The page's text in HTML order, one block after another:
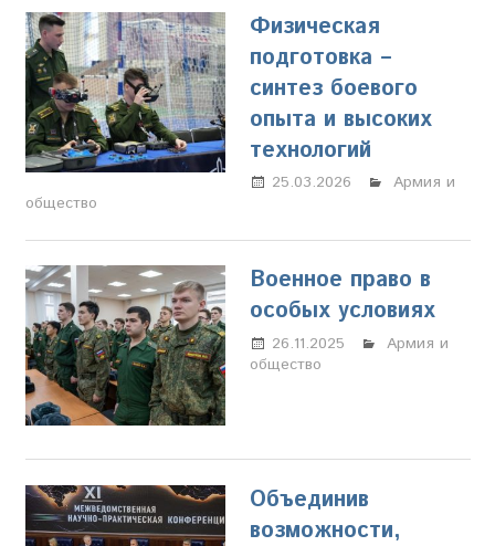
Физическая
подготовка –
синтез боевого
опыта и высоких
технологий
25.03.2026
Настя
Армия и
общество
Военное право в
особых условиях
26.11.2025
Настя
Армия и
общество
Объединив
возможности,